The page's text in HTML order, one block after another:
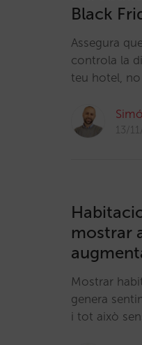
Black
Assegura
controla la
teu hotel,
13/
mostrar
Mostrar
genera
i tot això